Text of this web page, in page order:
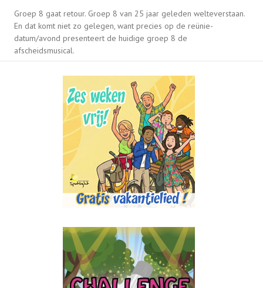
Groep 8 gaat retour. Groep 8 van 25 jaar geleden welteverstaan.
En dat komt niet zo gelegen, want precies op de reünie-
datum/avond presenteert de huidige groep 8 de
afscheidsmusical.